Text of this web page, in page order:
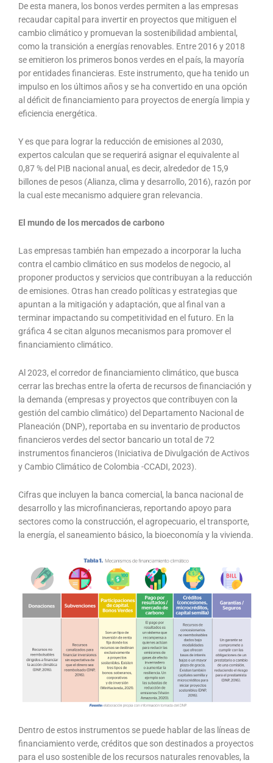
De esta manera, los bonos verdes permiten a las empresas
recaudar capital para invertir en proyectos que mitiguen el
cambio climático y promuevan la sostenibilidad ambiental,
como la transición a energías renovables. Entre 2016 y 2018
se emitieron los primeros bonos verdes en el país, la mayoría
por entidades financieras. Este instrumento, que ha tenido un
impulso en los últimos años y se ha convertido en una opción
al déficit de financiamiento para proyectos de energía limpia y
eficiencia energética.
Y es que para lograr la reducción de emisiones al 2030,
expertos calculan que se requerirá asignar el equivalente al
0,87 % del PIB nacional anual, es decir, alrededor de 15,9
billones de pesos (Alianza, clima y desarrollo, 2016), razón por
la cual este mecanismo adquiere gran relevancia.
El mundo de los mercados de carbono
Las empresas también han empezado a incorporar la lucha
contra el cambio climático en sus modelos de negocio, al
proponer productos y servicios que contribuyan a la reducción
de emisiones. Otras han creado políticas y estrategias que
apuntan a la mitigación y adaptación, que al final van a
terminar impactando su competitividad en el futuro. En la
gráfica 4 se citan algunos mecanismos para promover el
financiamiento climático.
Al 2023, el corredor de financiamiento climático, que busca
cerrar las brechas entre la oferta de recursos de financiación y
la demanda (empresas y proyectos que contribuyen con la
gestión del cambio climático) del Departamento Nacional de
Planeación (DNP), reportaba en su inventario de productos
financieros verdes del sector bancario un total de 72
instrumentos financieros (Iniciativa de Divulgación de Activos
y Cambio Climático de Colombia -CCADI, 2023).
Cifras que incluyen la banca comercial, la banca nacional de
desarrollo y las microfinancieras, reportando apoyo para
sectores como la construcción, el agropecuario, el transporte,
la energía, el saneamiento básico, la bioeconomía y la vivienda.
Dentro de estos instrumentos se puede hablar de las líneas de
financiamiento verde, créditos que son destinados a proyectos
para el uso sostenible de los recursos naturales renovables, la